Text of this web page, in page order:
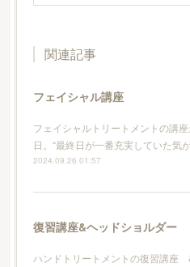
関連記事
フェイシャル講座
フェイシャルトリートメントの講
日。“最終日が一番充実していた気
2024.09.26 01:57
復習講座&ヘッドショルダー
ハンドトリートメントの復習講座